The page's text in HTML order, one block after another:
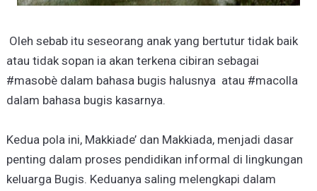
Oleh sebab itu seseorang anak yang bertutur tidak baik
atau tidak sopan ia akan terkena cibiran sebagai
#masobè dalam bahasa bugis halusnya atau #macolla
dalam bahasa bugis kasarnya.
Kedua pola ini, Makkiade’ dan Makkiada, menjadi dasar
penting dalam proses pendidikan informal di lingkungan
keluarga Bugis. Keduanya saling melengkapi dalam